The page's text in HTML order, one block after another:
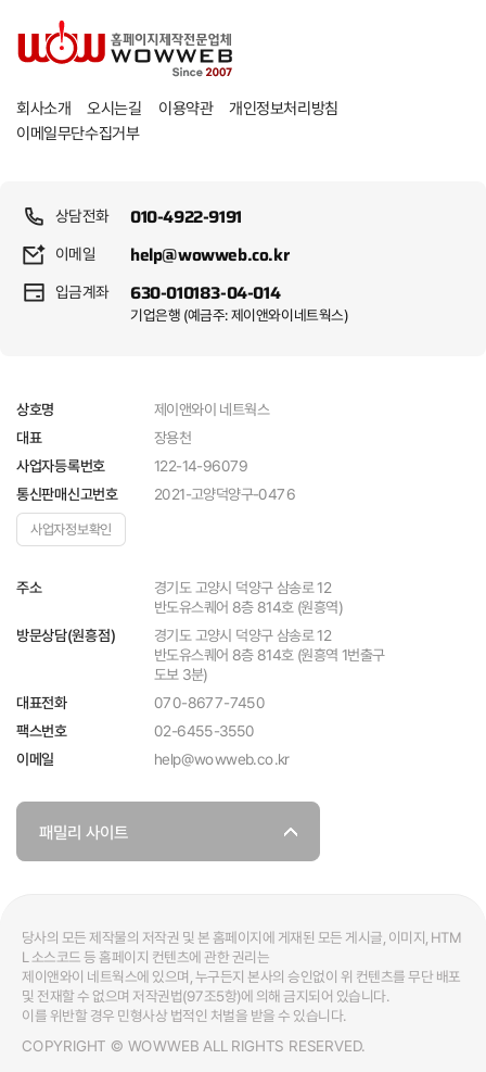
회사소개 오시는길 이용약관 개인정보처리방침
이메일무단수집거부
상담전화 010-4922-9191
이메일 help@wowweb.co.kr
입금계좌 630-010183-04-014
기업은행 (예금주: 제이앤와이네트웍스)
상호명 제이앤와이 네트웍스
대표 장용천
사업자등록번호 122-14-96079
통신판매신고번호 2021-고양덕양구-0476
사업자정보확인
주소 경기도 고양시 덕양구 삼송로 12
반도유스퀘어 8층 814호 (원흥역)
방문상담(원흥점) 경기도 고양시 덕양구 삼송로 12
반도유스퀘어 8층 814호 (원흥역 1번출구
도보 3분)
대표전화 070-8677-7450
팩스번호 02-6455-3550
이메일 help@wowweb.co.kr
패밀리 사이트
당사의 모든 제작물의 저작권 및 본 홈페이지에 게재된 모든 게시글, 이미지, HTM
L 소스코드 등 홈페이지 컨텐츠에 관한 권리는
제이앤와이 네트웍스에 있으며, 누구든지 본사의 승인없이 위 컨텐츠를 무단 배포
및 전재할 수 없으며 저작권법(97조5항)에 의해 금지되어 있습니다.
이를 위반할 경우 민형사상 법적인 처벌을 받을 수 있습니다.
COPYRIGHT © WOWWEB ALL RIGHTS RESERVED.